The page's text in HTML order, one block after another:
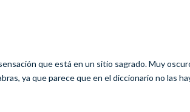
que está en un sitio sagrado. Muy
ya que parece que en el diccionario no las